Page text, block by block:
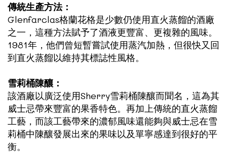
傳統生產方法：
Glenfarclas格蘭花格是少數仍使用直火蒸餾的酒廠
之一，這種方法賦予了酒液更豐富、更複雜的風味。
1981年，他們曾短暫嘗試使用蒸汽加熱，但很快又回
到直火蒸餾以維持其標誌性風格。
雪莉桶陳釀：
該酒廠以廣泛使用Sherry雪莉桶陳釀而聞名，這為其
威士忌帶來豐富的果香特色。再加上傳統的直火蒸餾
工藝，而該工藝帶來的濃郁風味還能夠與威士忌在雪
莉桶中陳釀發展出來的果味以及單寧感達到很好的平
衡。